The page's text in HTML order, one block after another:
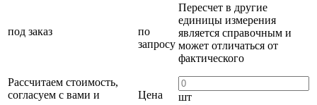
под заказ
Рассчитаем стоимость,
согласуем с вами и
по
запросу
Цена
Пересчет в другие
единицы измерения
является справочным и
может отличаться от
фактического
шт